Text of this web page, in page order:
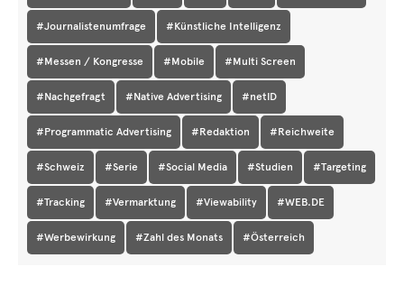
#Journalistenumfrage #Künstliche Intelligenz
#Messen / Kongresse #Mobile #Multi Screen
#Nachgefragt #Native Advertising #netID
#Programmatic Advertising #Redaktion #Reichweite
#Schweiz #Serie #Social Media #Studien #Targeting
#Tracking #Vermarktung #Viewability #WEB.DE
#Werbewirkung #Zahl des Monats #Österreich